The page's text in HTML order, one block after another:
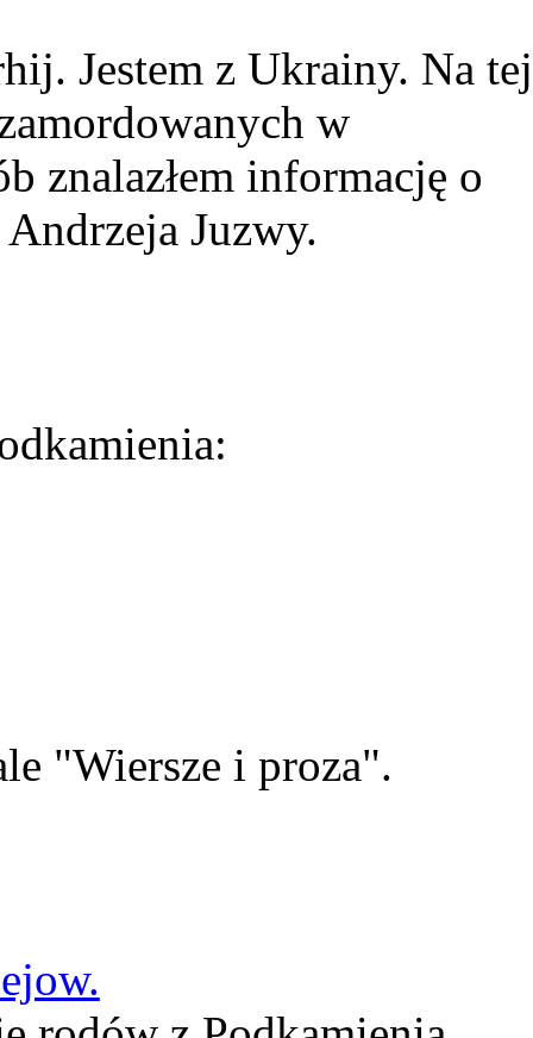
Jestem z Ukrainy. Na tej
w
znalazłem informację o
Juzwy.
"Wiersze i proza".